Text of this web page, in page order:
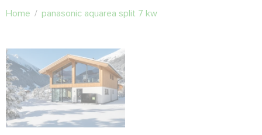
Home / panasonic aquarea split 7 kw